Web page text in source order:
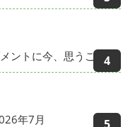
ントに今、思うこと
年7月